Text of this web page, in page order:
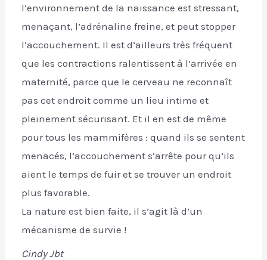
l’environnement de la naissance est stressant,
menaçant, l’adrénaline freine, et peut stopper
l’accouchement. Il est d’ailleurs très fréquent
que les contractions ralentissent à l’arrivée en
maternité, parce que le cerveau ne reconnaît
pas cet endroit comme un lieu intime et
pleinement sécurisant. Et il en est de même
pour tous les mammifères : quand ils se sentent
menacés, l’accouchement s’arrête pour qu’ils
aient le temps de fuir et se trouver un endroit
plus favorable.
La nature est bien faite, il s’agit là d’un
mécanisme de survie !
Cindy Jbt